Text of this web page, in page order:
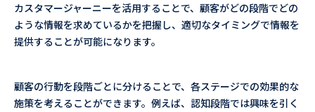
カスタマージャーニーを活用することで、顧客がどの段階でどの
ような情報を求めているかを把握し、適切なタイミングで情報を
提供することが可能になります。
顧客の行動を段階ごとに分けることで、各ステージでの効果的な
施策を考えることができます。例えば、認知段階では興味を引く